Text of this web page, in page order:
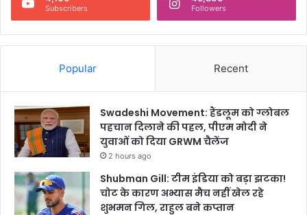
Subscribers Followers
Popular Recent
Swadeshi Movement: हैंडलूम को ग्लोबल
पहचान दिलाने की पहल, पीएम मोदी ने
युवाओं को दिया GRWM चैलेंज
2 hours ago
Shubman Gill: टीम इंडिया को बड़ा झटका!
चोट के कारण अभ्यास मैच नहीं खेल रहे
शुभमन गिल, राहुल बने कप्तान